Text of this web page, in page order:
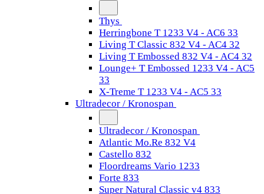
Thys
Herringbone T 1233 V4 - AC6 33
Living T Classic 832 V4 - AC4 32
Living T Embossed 832 V4 - AC4 32
Lounge+ T Embossed 1233 V4 - AC5
33
X-Treme T 1233 V4 - AC5 33
Ultradecor / Kronospan
Ultradecor / Kronospan
Atlantic Mo.Re 832 V4
Castello 832
Floordreams Vario 1233
Forte 833
Super Natural Classic v4 833